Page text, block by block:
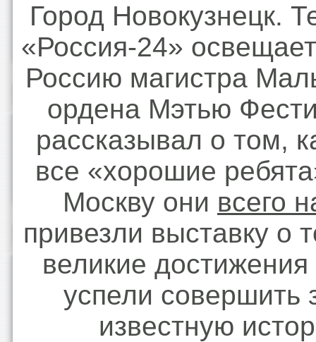
Город Новокузнецк.
«Россия-24»
Россию магистра
ордена Мэтью
рассказывал о том,
все «хорошие
Москву они всего
привезли выставку о
великие
успели совершить
известную